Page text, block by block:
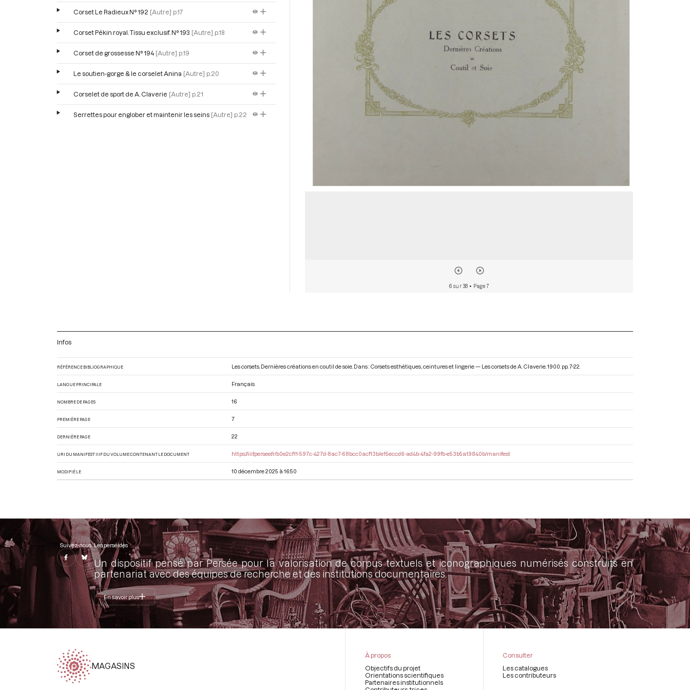
Corset Le Radieux N° 192 [Autre] p.17
Corset Pékin royal. Tissu exclusif. N° 193 [Autre] p.18
Corset de grossesse N° 194 [Autre] p.19
Le soutien-gorge & le corselet Anina [Autre] p.20
Corselet de sport de A. Claverie [Autre] p.21
Serrettes pour englober et maintenir les seins [Autre] p.22
6 sur 38 • Page 7
Infos
RÉFÉRENCE BIBLIOGRAPHIQUE Les corsets. Dernières créations en coutil de soie. Dans : Corsets esthétiques, ceintures et lingerie — Les corsets de A. Claverie. 1900. pp. 7-22.
LANGUE PRINCIPALE Français
NOMBRE DE PAGES 16
PREMIÈRE PAGE 7
DERNIÈRE PAGE 22
URI DU MANIFEST IIIF DU VOLUME CONTENANT LE DOCUMENT https://iiif.persee.fr/b0e2cf11-597c-427d-8ac7-68bcc0acf13b/e15eccd6-ad4b-4fa2-99fb-e53b5a19840b/manifest
MODIFIÉ LE 10 décembre 2025 à 16:50
Suivez-nous Les perséides
Un dispositif pensé par Persée pour la valorisation de corpus textuels et iconographiques numérisés construits en
partenariat avec des équipes de recherche et des institutions documentaires.
En savoir plus
MAGASINS
À propos
Objectifs du projet
Orientations scientifiques
Partenaires institutionnels
Consulter
Les catalogues
Les contributeurs